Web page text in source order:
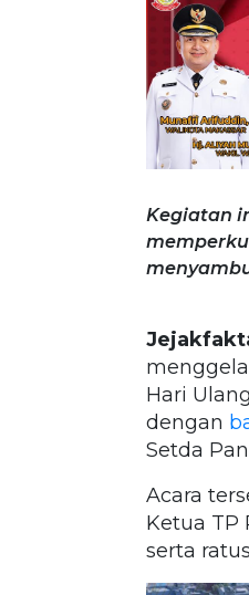
Kegiatan
Hari
dengan
Setda
Acara
Ketua TP
serta